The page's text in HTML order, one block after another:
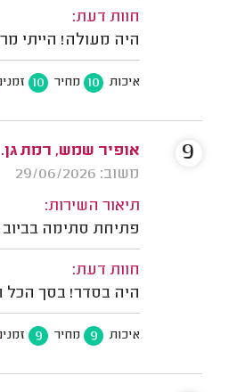
חוות דעת:
היה מעולה! הייתי
איכות 10 מחיר 10
אופיר שמש, רמת גן.
משוב: 29/06/2026
תיאור השירות:
פתיחת סתימה בביוב
חוות דעת:
היה בסדר! בסך הכל
איכות 9 מחיר 9
9